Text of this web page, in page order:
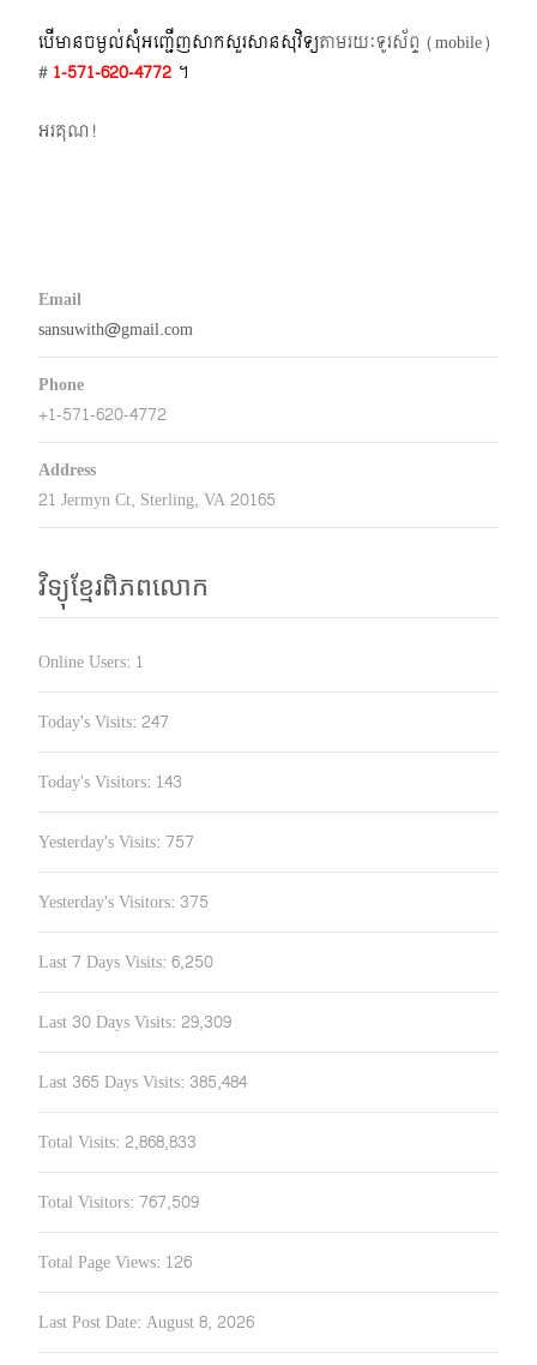
បើមានចម្ងល់​សុំអញ្ជើញសាកសួរសានសុវិទ្យតាមរយៈទូរស័ព្ទ​ (mobile)​
# 1-571-620-4772​ ។
អរគុណ!
Email
sansuwith@gmail.com
Phone
+1-571-620-4772
Address
21 Jermyn Ct, Sterling, VA 20165
វិទ្យុខ្មែរពិភពលោក
Online Users: 1
Today's Visits: 247
Today's Visitors: 143
Yesterday's Visits: 757
Yesterday's Visitors: 375
Last 7 Days Visits: 6,250
Last 30 Days Visits: 29,309
Last 365 Days Visits: 385,484
Total Visits: 2,868,833
Total Visitors: 767,509
Total Page Views: 126
Last Post Date: August 8, 2026